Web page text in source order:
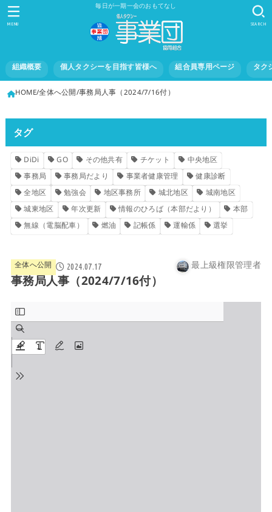
毎日が一期一会のおもてなし
組織概要 個人タクシーを目指す皆様へ 組合員専用ページ タク
SEARCH
MENU
HOME全体へ公開 事務局人事（2024/7/16付）
タグ
DiDi GO その他共有 チケット
中央地区
事務局
事務局だより 事業者健康管理
健康診断
全地区
勉強会 地区事務所 城北地区
城南地区
城東地区
年次更新 情報のひろば（本部だより）
本部
無線（電脳配車）
燃油 記帳係 運輸係 選挙
全体へ公開 2024.07.17 最上級権限管理者
事務局人事（2024/7/16付）